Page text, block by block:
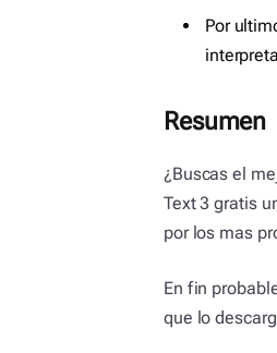
Por
Resumen
¿Buscas el
Text 3 gratis
por los mas
En fin
que lo